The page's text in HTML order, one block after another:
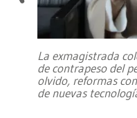
La exmagistrada
de contrapeso del
olvido, reformas
de nuevas